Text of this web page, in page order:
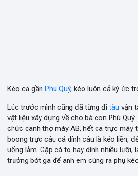
Kéo cá gần Phú Quý, kéo luôn cả ký ức
Lúc trước mình cũng đã từng đi tàu vận
vật liệu xây dựng về cho bà con Phú
chức danh thợ máy AB, hết ca trực máy
boong trực câu cá dính câu là kéo liền,
uổng lắm. Gặp cá to hay dính nhiều lưỡi,
trưởng bớt ga để anh em cùng ra phụ